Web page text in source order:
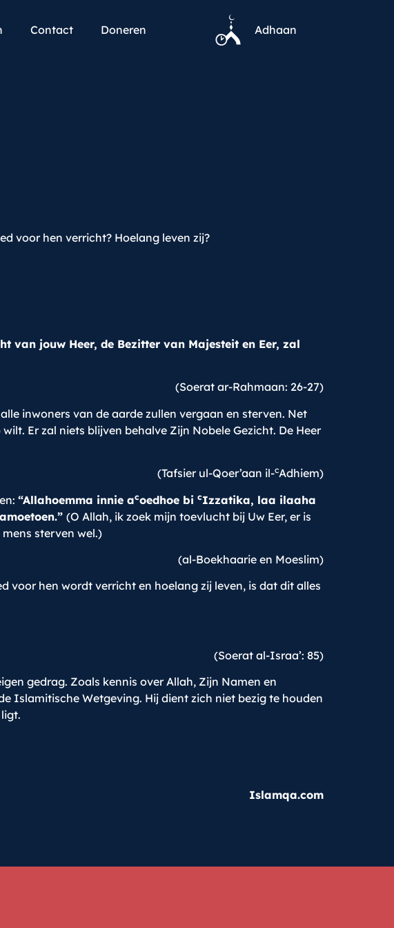
Contact Doneren Adhaan
voor hen verricht? Hoelang leven zij?
van jouw Heer, de Bezitter van Majesteit en Eer, zal
(Soerat ar-Rahmaan: 26-27)
inwoners van de aarde zullen vergaan en sterven. Net
Er zal niets blijven behalve Zijn Nobele Gezicht. De Heer
(Tafsier ul-Qoer’aan il-cAdhiem)
“Allahoemma innie acoedhoe bi cIzzatika, laa ilaaha
(O Allah, ik zoek mijn toevlucht bij Uw Eer, er is
sterven wel.)
(al-Boekhaarie en Moeslim)
voor hen wordt verricht en hoelang zij leven, is dat dit alles
(Soerat al-Israa’: 85)
gedrag. Zoals kennis over Allah, Zijn Namen en
Islamitische Wetgeving. Hij dient zich niet bezig te houden
Islamqa.com